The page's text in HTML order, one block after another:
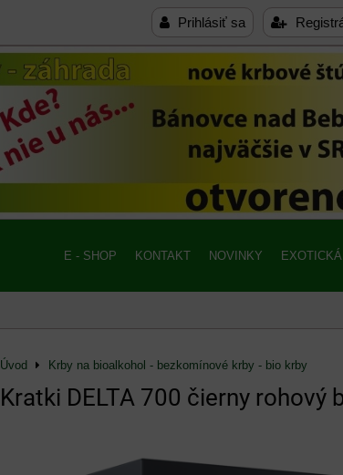
Prihlásiť sa
E - SHOP KONTAKT NOVINKY
Úvod Krby na bioalkohol - bezkomínové krby - bio krby
Kratki DELTA 700 čierny rohový